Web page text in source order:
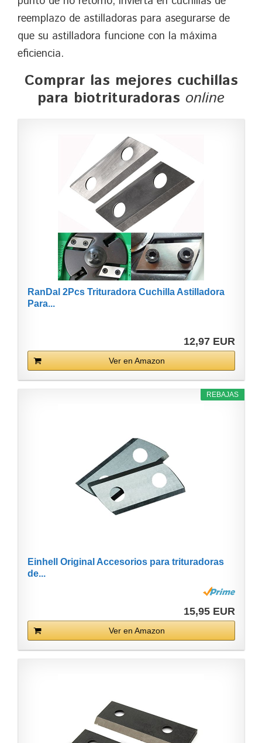
reemplazo de astilladoras para asegurarse de
que su astilladora funcione con la máxima
eficiencia.
Comprar las mejores cuchillas
para biotrituradoras online
RanDal 2Pcs Trituradora Cuchilla Astilladora
Para...
12,97 EUR
Ver en Amazon
REBAJAS
Einhell Original Accesorios para trituradoras
de...
15,95 EUR
Ver en Amazon